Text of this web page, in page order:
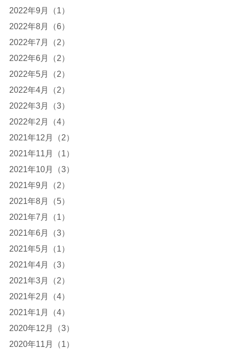
2022年9月（1）
2022年8月（6）
2022年7月（2）
2022年6月（2）
2022年5月（2）
2022年4月（2）
2022年3月（3）
2022年2月（4）
2021年12月（2）
2021年11月（1）
2021年10月（3）
2021年9月（2）
2021年8月（5）
2021年7月（1）
2021年6月（3）
2021年5月（1）
2021年4月（3）
2021年3月（2）
2021年2月（4）
2021年1月（4）
2020年12月（3）
2020年11月（1）